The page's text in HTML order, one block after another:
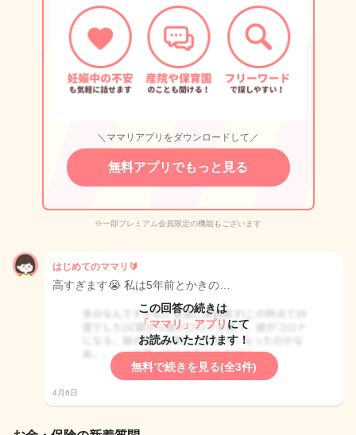
＼ママリアプリをダウンロードして／
無料アプリでもっと見る
※一部プレミアム会員限定の機能もございます
はじめてのママリ🔰
高すぎます😭 私は5年前とかきの…
この回答の続きは
「ママリ」アプリ にて
お読みいただけます！
無料で続きを見る(全3件)
4月6日